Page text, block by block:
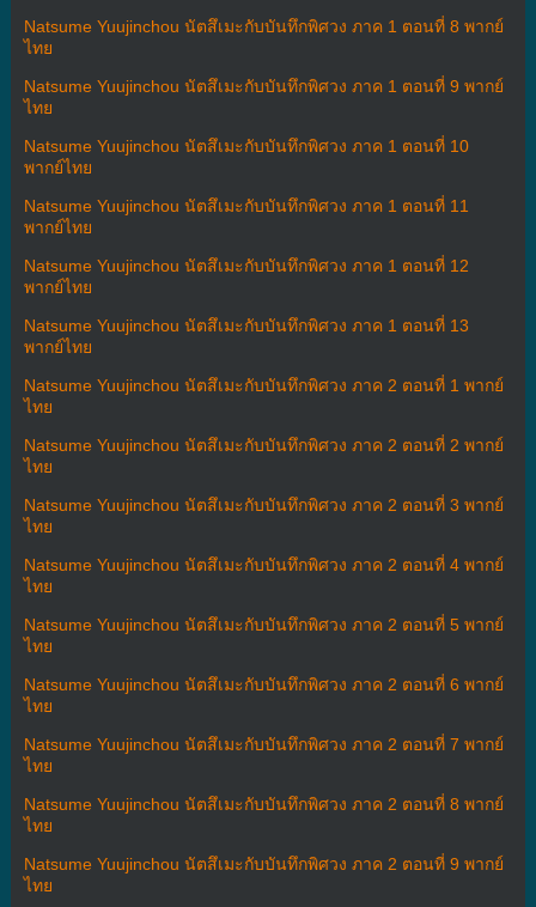
Natsume Yuujinchou นัตสึเมะกับบันทึกพิศวง ภาค 1 ตอนที่ 8 พากย์
ไทย
Natsume Yuujinchou นัตสึเมะกับบันทึกพิศวง ภาค 1 ตอนที่ 9 พากย์
ไทย
Natsume Yuujinchou นัตสึเมะกับบันทึกพิศวง ภาค 1 ตอนที่ 10
พากย์ไทย
Natsume Yuujinchou นัตสึเมะกับบันทึกพิศวง ภาค 1 ตอนที่ 11
พากย์ไทย
Natsume Yuujinchou นัตสึเมะกับบันทึกพิศวง ภาค 1 ตอนที่ 12
พากย์ไทย
Natsume Yuujinchou นัตสึเมะกับบันทึกพิศวง ภาค 1 ตอนที่ 13
พากย์ไทย
Natsume Yuujinchou นัตสึเมะกับบันทึกพิศวง ภาค 2 ตอนที่ 1 พากย์
ไทย
Natsume Yuujinchou นัตสึเมะกับบันทึกพิศวง ภาค 2 ตอนที่ 2 พากย์
ไทย
Natsume Yuujinchou นัตสึเมะกับบันทึกพิศวง ภาค 2 ตอนที่ 3 พากย์
ไทย
Natsume Yuujinchou นัตสึเมะกับบันทึกพิศวง ภาค 2 ตอนที่ 4 พากย์
ไทย
Natsume Yuujinchou นัตสึเมะกับบันทึกพิศวง ภาค 2 ตอนที่ 5 พากย์
ไทย
Natsume Yuujinchou นัตสึเมะกับบันทึกพิศวง ภาค 2 ตอนที่ 6 พากย์
ไทย
Natsume Yuujinchou นัตสึเมะกับบันทึกพิศวง ภาค 2 ตอนที่ 7 พากย์
ไทย
Natsume Yuujinchou นัตสึเมะกับบันทึกพิศวง ภาค 2 ตอนที่ 8 พากย์
ไทย
Natsume Yuujinchou นัตสึเมะกับบันทึกพิศวง ภาค 2 ตอนที่ 9 พากย์
ไทย